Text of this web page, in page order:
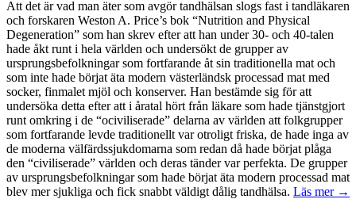
Att det är vad man äter som avgör tandhälsan slogs fast i tandläkaren
och forskaren Weston A. Price’s bok “Nutrition and Physical
Degeneration” som han skrev efter att han under 30- och 40-talen
hade åkt runt i hela världen och undersökt de grupper av
ursprungsbefolkningar som fortfarande åt sin traditionella mat och
som inte hade börjat äta modern västerländsk processad mat med
socker, finmalet mjöl och konserver. Han bestämde sig för att
undersöka detta efter att i åratal hört från läkare som hade tjänstgjort
runt omkring i de “ociviliserade” delarna av världen att folkgrupper
som fortfarande levde traditionellt var otroligt friska, de hade inga av
de moderna välfärdssjukdomarna som redan då hade börjat plåga
den “civiliserade” världen och deras tänder var perfekta. De grupper
av ursprungsbefolkningar som hade börjat äta modern processad mat
blev mer sjukliga och fick snabbt väldigt dålig tandhälsa. Läs mer →